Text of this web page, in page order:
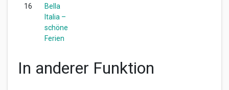
16
Bella
Italia –
schöne
Ferien
In anderer Funktion